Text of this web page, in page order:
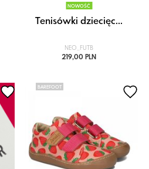
NOWOŚĆ
Tenisówki dziecięc...
NEO_FUTB
219,00 PLN
BAREFOOT